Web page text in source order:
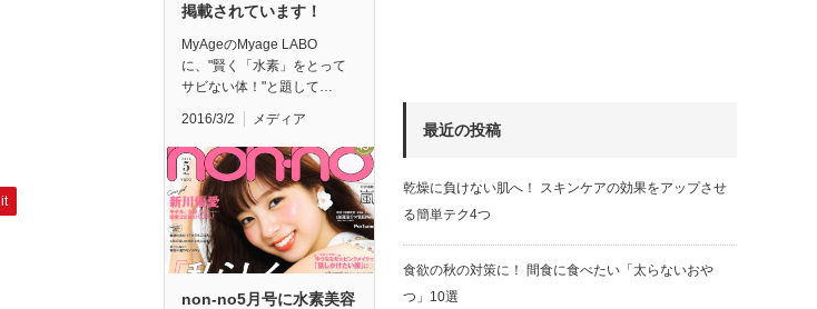
掲載されています！
MyAgeのMyage LABO
に、"賢く「水素」をとって
サビない体！"と題して…
2016/3/2 メディア
non-no5月号に水素美容
最近の投稿
乾燥に負けない肌へ！ スキンケアの効果をアップさせ
る簡単テク4つ
食欲の秋の対策に！ 間食に食べたい「太らないおや
つ」10選